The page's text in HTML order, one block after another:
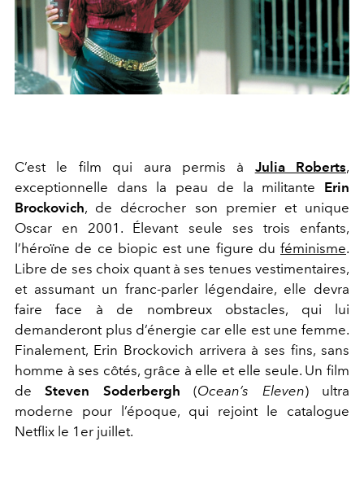
C’est le film qui aura permis à Julia Roberts,
exceptionnelle dans la peau de la militante Erin
Brockovich, de décrocher son premier et unique
Oscar en 2001. Élevant seule ses trois enfants,
l’héroïne de ce biopic est une figure du féminisme.
Libre de ses choix quant à ses tenues vestimentaires,
et assumant un franc-parler légendaire, elle devra
faire face à de nombreux obstacles, qui lui
demanderont plus d’énergie car elle est une femme.
Finalement, Erin Brockovich arrivera à ses fins, sans
homme à ses côtés, grâce à elle et elle seule. Un film
deSteven Soderbergh (Ocean’s Eleven) ultra
moderne pour l’époque, qui rejoint le catalogue
Netflix le 1er juillet.